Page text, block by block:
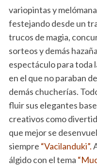
variopintas y
festejando desde un
trucos de magia,
sorteos y demás
espectáculo para toda
en el que no paraban
demás chucherías.
fluir sus elegantes
creativos como
que mejor se
siempre “Vacilanduki”.
álgido con el tema